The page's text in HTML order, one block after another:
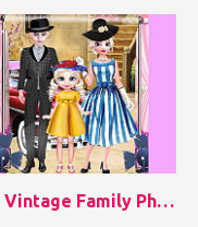
Elsa Vintage Family Photo